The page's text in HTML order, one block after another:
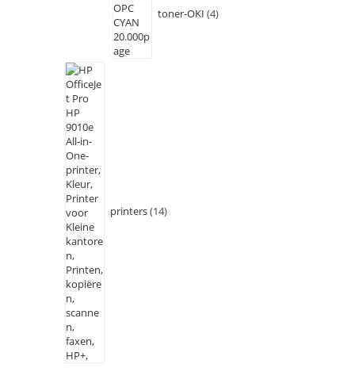
toner-OKI 4
printers 14